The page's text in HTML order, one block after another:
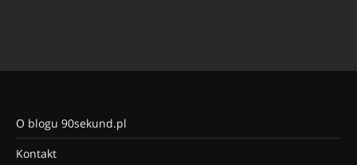
O blogu 90sekund.pl
Kontakt